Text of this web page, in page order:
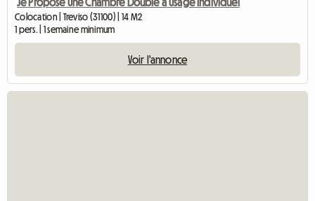
Je Propose Une Chambre Double à Usage Individuel
Colocation | Treviso (31100) | 14 M2
1 pers. | 1 semaine minimum
Voir l'annonce